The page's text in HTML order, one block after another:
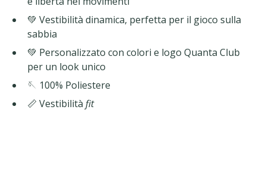
💚 Vestibilità dinamica, perfetta per il gioco sulla
sabbia
💚 Personalizzato con colori e logo Quanta Club
per un look unico
🪡 100% Poliestere
📏 Vestibilità fit